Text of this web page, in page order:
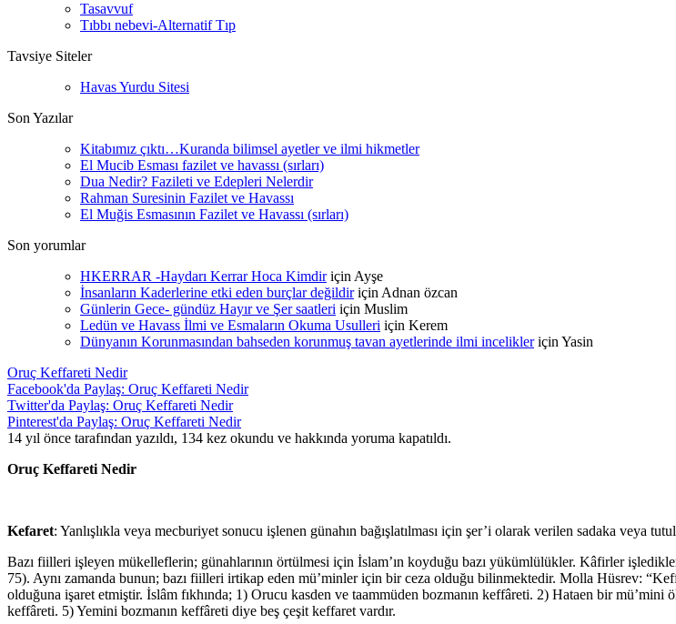
Tasavvuf
Tıbbı nebevi-Alternatif Tıp
Tavsiye Siteler
Havas Yurdu Sitesi
Son Yazılar
Kitabımız çıktı…Kuranda bilimsel ayetler ve ilmi hikmetler
El Mucib Esması fazilet ve havassı (sırları)
Dua Nedir? Fazileti ve Edepleri Nelerdir
Rahman Suresinin Fazilet ve Havassı
El Muğis Esmasının Fazilet ve Havassı (sırları)
Son yorumlar
HKERRAR -Haydarı Kerrar Hoca Kimdiriçin Ayşe
İnsanların Kaderlerine etki eden burçlar değildiriçin Adnan özcan
Günlerin Gece- gündüz Hayır ve Şer saatleri için Muslim
Ledün ve Havass İlmi ve Esmaların Okuma Usulleri için Kerem
Dünyanın Korunmasından bahseden korunmuş tavan ayetlerinde ilmi incelikleriçin Yasin
Oruç Keffareti Nedir
Facebook'da Paylaş: Oruç Keffareti Nedir
Twitter'da Paylaş: Oruç Keffareti Nedir
Pinterest'da Paylaş: Oruç Keffareti Nedir
14 yıl önce tarafından yazıldı, 134 kez okundu ve hakkında yoruma kapatıldı.
Oruç Keffareti Nedir
Kefaret: Yanlışlıkla veya mecburiyet sonucu işlenen günahın bağışlatılması için şer’i olarak verilen sadaka veya
Bazı fiilleri işleyen mükelleflerin; günahlarının örtülmesi için İslam’ın koyduğu bazı yükümlülükler. Kâfirler
75). Aynı zamanda bunun; bazı fiilleri irtikap eden mü’minler için bir ceza olduğu bilinmektedir. Molla Hüsrev:
olduğuna işaret etmiştir. İslâm fıkhında; 1) Orucu kasden ve taammüden bozmanın keffâreti. 2) Hataen bir mü’mini
keffâreti. 5) Yemini bozmanın keffâreti diye beş çeşit keffaret vardır.